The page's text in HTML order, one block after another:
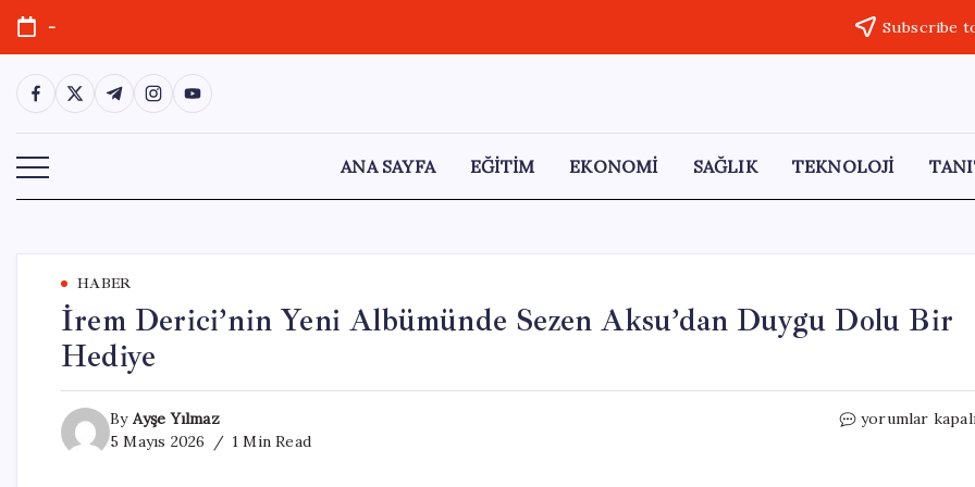
Skip
content
- Subscribe
https://www.facebook.com/
https://twitter.com/
https://t.me/
https://www.instagram.com/
https://youtube.com/
ANA SAYFA EĞİTİM EKONOMİ SAĞLIK TEKNOLOJİ
HABER
İrem Derici’nin Yeni Albümünde Sezen Aksu’dan Duygu Dolu Bir
Hediye
By Ayşe Yılmaz
5 Mayıs 2026
1 Min Read
İrem
yorumlar